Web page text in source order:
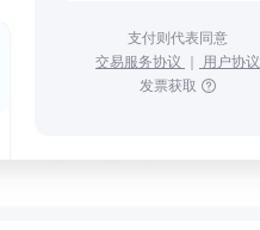
支付则代表同意
交易服务协议 ｜ 用户协议
发票获取